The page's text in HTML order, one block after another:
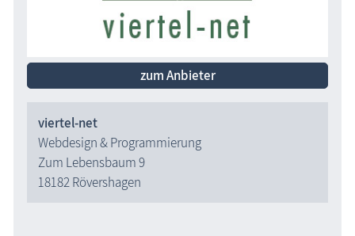
zum Anbieter
viertel-net
Webdesign & Programmierung
Zum Lebensbaum 9
18182 Rövershagen